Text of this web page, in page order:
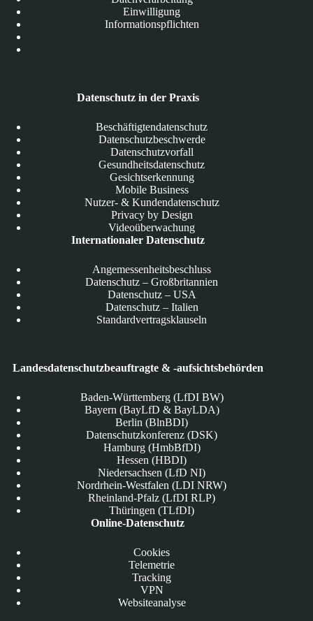
Einwilligung
Informationspflichten
Datenschutz in der Praxis
Beschäftigtendatenschutz
Datenschutzbeschwerde
Datenschutzvorfall
Gesundheitsdatenschutz
Gesichtserkennung
Mobile Business
Nutzer- & Kundendatenschutz
Privacy by Design
Videoüberwachung
Internationaler Datenschutz
Angemessenheitsbeschluss
Datenschutz – Großbritannien
Datenschutz – USA
Datenschutz – Italien
Standardvertragsklauseln
Landesdatenschutzbeauftragte & -aufsichtsbehörden
Baden-Württemberg (LfDI BW)
Bayern (BayLfD & BayLDA)
Berlin (BlnBDI)
Datenschutzkonferenz (DSK)
Hamburg (HmbBfDI)
Hessen (HBDI)
Niedersachsen (LfD NI)
Nordrhein-Westfalen (LDI NRW)
Rheinland-Pfalz (LfDI RLP)
Thüringen (TLfDI)
Online-Datenschutz
Cookies
Telemetrie
Tracking
VPN
Websiteanalyse